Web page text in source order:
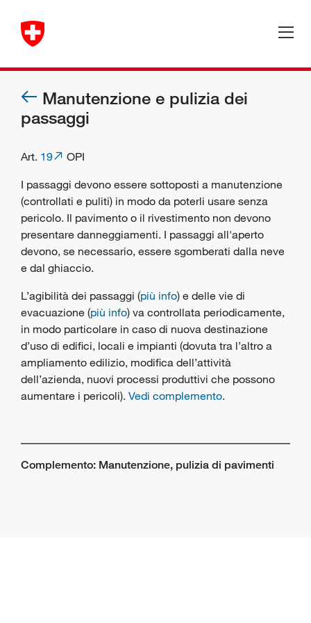
Manutenzione e pulizia dei
passaggi
Art. 19
OPI
I passaggi devono essere sottoposti a manutenzione
(controllati e puliti) in modo da poterli usare senza
pericolo. Il pavimento o il rivestimento non devono
presentare danneggiamenti. I passaggi all'aperto
devono, se necessario, essere sgomberati dalla neve
e dal ghiaccio.
L’agibilità dei passaggi (più info) e delle vie di
evacuazione (più info) va controllata periodicamente,
in modo particolare in caso di nuova destinazione
d’uso di edifici, locali e impianti (dovuta tra l’altro a
ampliamento edilizio, modifica dell’attività
dell’azienda, nuovi processi produttivi che possono
aumentare i pericoli). Vedi complemento.
Complemento: Manutenzione, pulizia di pavimenti